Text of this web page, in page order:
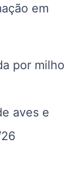
em
por milho
aves e